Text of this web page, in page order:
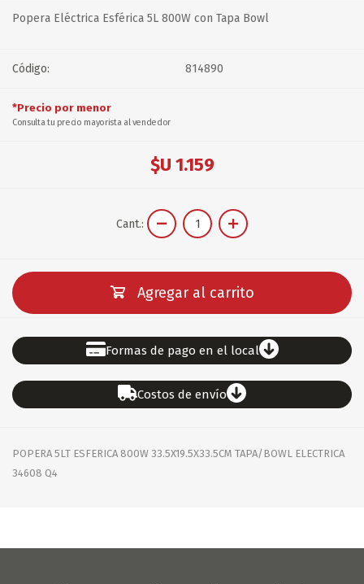
Popera Eléctrica Esférica 5L 800W con Tapa Bowl
Código: 814890
*Precio por menor
Consulta tu precio mayorista al vendedor
$U 1.159
Cant.:
Agregar al carrito
Formas de pago en el local
Costos de envío
POPERA 5LT ESFERICA 800W 33.5X19.5X33.5CM TAPA/BOWL ELECTRICA
34608 Q4